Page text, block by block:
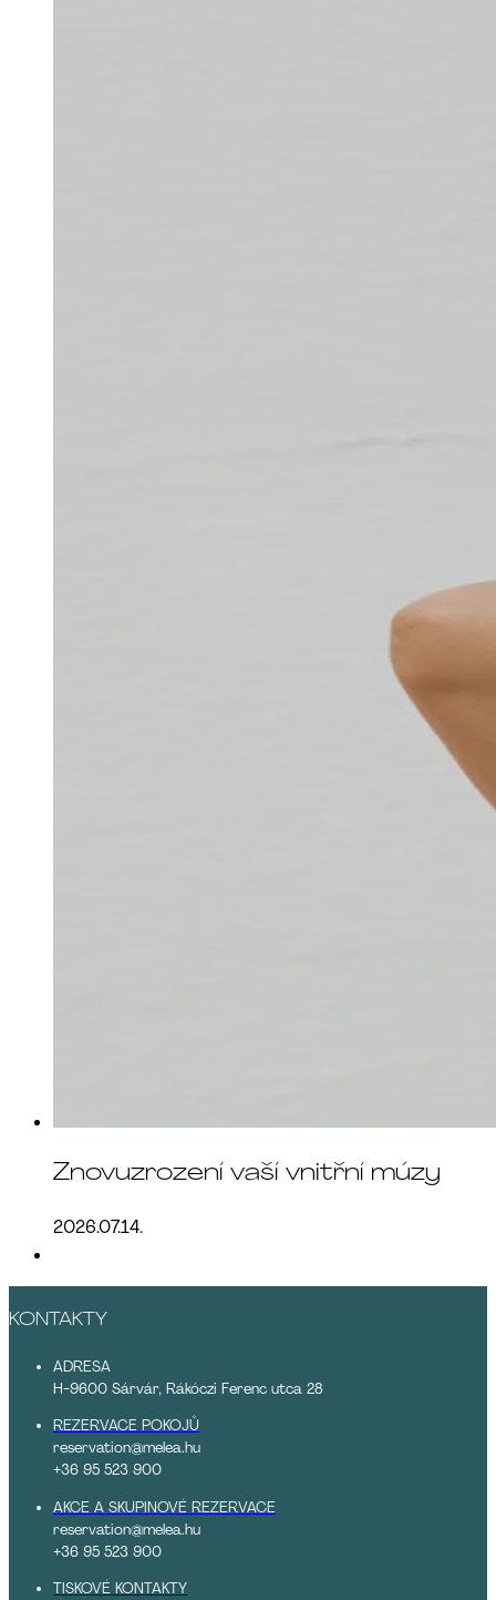
Znovuzrození vaší vnitřní múzy
2026.07.14.
KONTAKTY
ADRESA
H-9600 Sárvár, Rákóczi Ferenc utca 28
REZERVACE POKOJŮ
reservation@melea.hu
+36 95 523 900
AKCE A SKUPINOVÉ REZERVACE
reservation@melea.hu
+36 95 523 900
TISKOVÉ KONTAKTY